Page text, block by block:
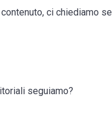
ci chiediamo se
seguiamo?